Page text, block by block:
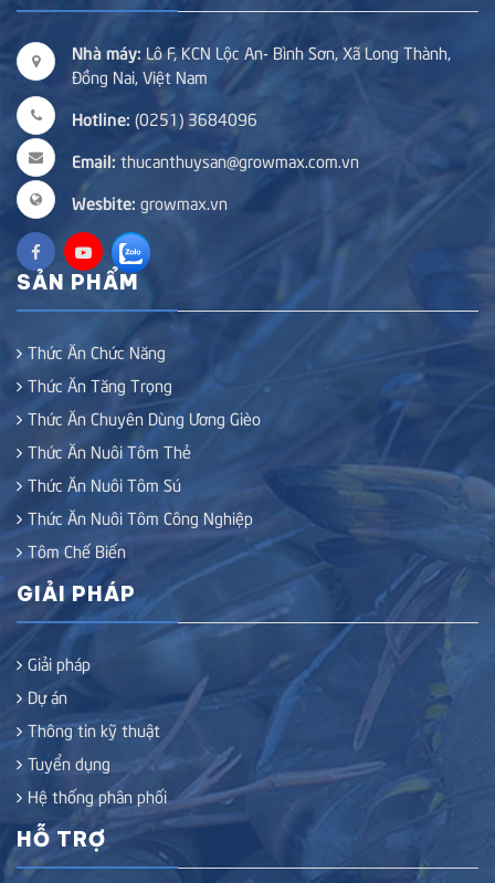
Nhà máy: Lô F, KCN Lộc An- Bình Sơn, Xã Long Thành,
Đồng Nai, Việt Nam
Hotline: (0251) 3684096
Email: thucanthuysan@growmax.com.vn
Wesbite: growmax.vn
SẢN PHẨM
Thức Ăn Chức Năng
Thức Ăn Tăng Trọng
Thức Ăn Chuyên Dùng Ương Gièo
Thức Ăn Nuôi Tôm Thẻ
Thức Ăn Nuôi Tôm Sú
Thức Ăn Nuôi Tôm Công Nghiệp
Tôm Chế Biến
GIẢI PHÁP
Giải pháp
Dự án
Thông tin kỹ thuật
Tuyển dụng
Hệ thống phân phối
HỖ TRỢ